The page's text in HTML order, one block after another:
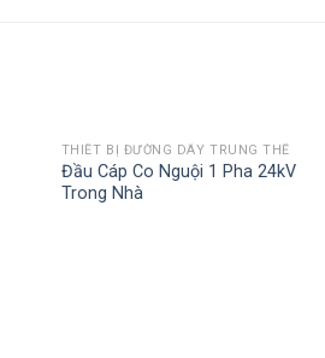
THIẾT BỊ ĐƯỜNG DÂY TRUNG THẾ
Đầu Cáp Co Nguội 1 Pha 24kV
Trong Nhà